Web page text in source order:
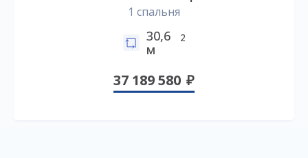
1 спальня
30,6
м
2
37 189 580